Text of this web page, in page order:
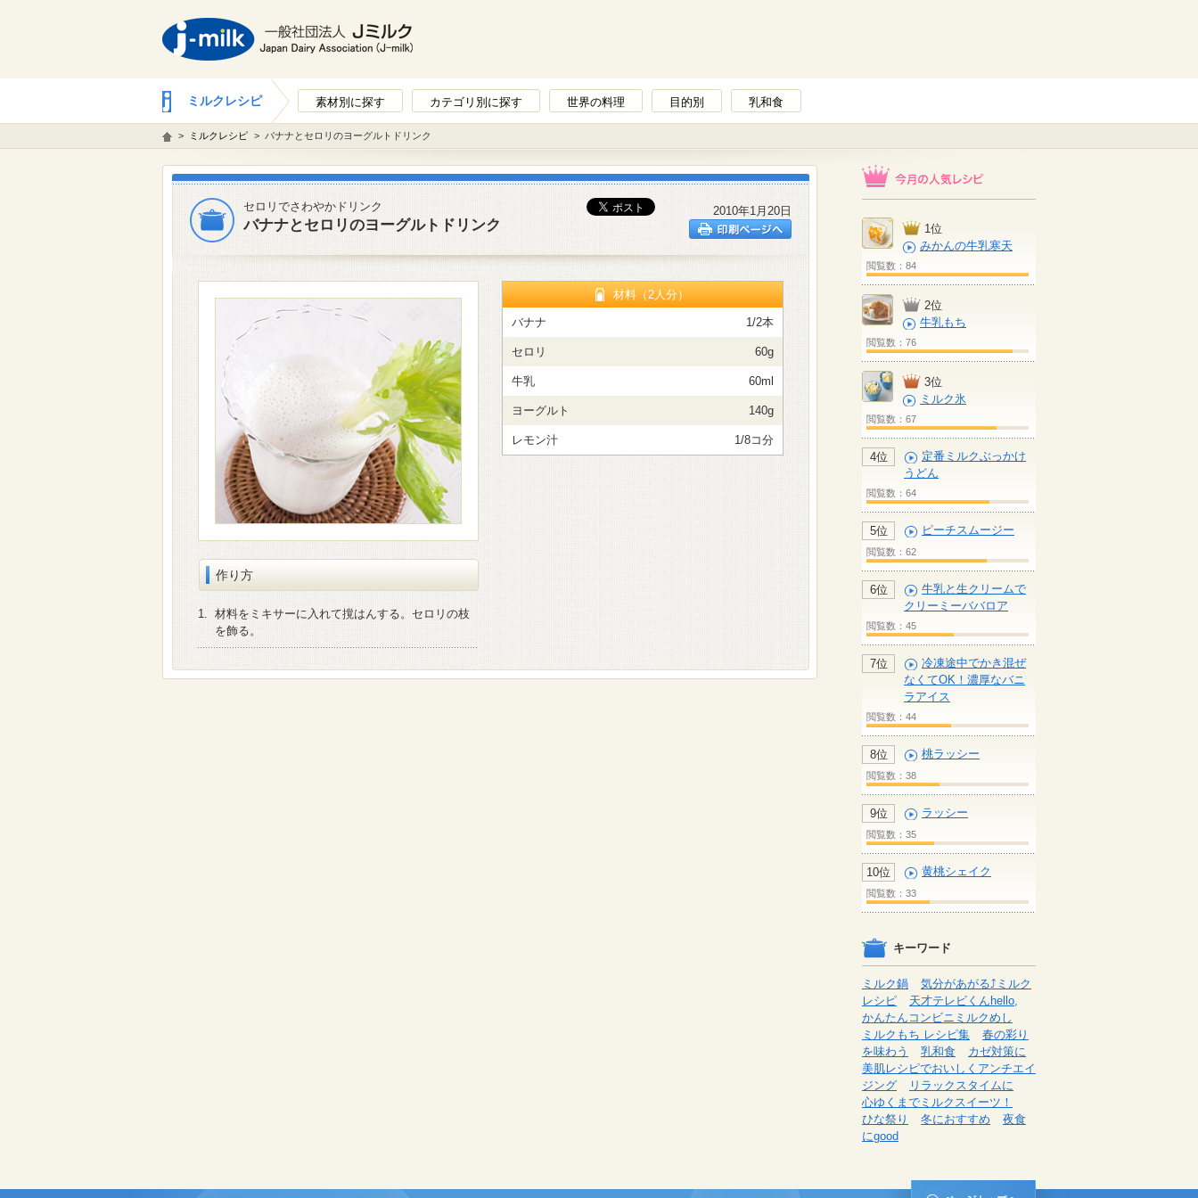
ミルクレシピ 素材別に探す カテゴリ別に探す 世界の料理 目的別 乳和食
> ミルクレシピ > バナナとセロリのヨーグルトドリンク
2010年1月20日
セロリでさわやかドリンク
バナナとセロリのヨーグルトドリンク
作り方
1. 材料をミキサーに入れて撹はんする。セロリの枝
を飾る。
材料（2人分）
バナナ 1/2本
セロリ 60g
牛乳 60ml
ヨーグルト 140g
レモン汁 1/8コ分
1位
みかんの牛乳寒天
閲覧数：84
2位
牛乳もち
閲覧数：76
3位
ミルク氷
閲覧数：67
4位
定番ミルクぶっかけ
うどん
閲覧数：64
5位 ピーチスムージー
閲覧数：62
6位
牛乳と生クリームで
クリーミーババロア
閲覧数：45
7位
冷凍途中でかき混ぜ
なくてOK！濃厚なバニ
ラアイス
閲覧数：44
8位 桃ラッシー
閲覧数：38
9位 ラッシー
閲覧数：35
10位 黄桃シェイク
閲覧数：33
キーワード
ミルク鍋
気分があがる⤴ミルク
レシピ
天才テレビくんhello,
かんたんコンビニミルクめし
ミルクもち レシピ集
春の彩り
を味わう
乳和食
カゼ対策に
美肌レシピでおいしくアンチエイ
ジング
リラックスタイムに
心ゆくまでミルクスイーツ！
ひな祭り
冬におすすめ
夜食
にgood